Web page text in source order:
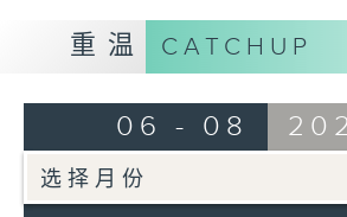
重温 CATCHUP
06 - 08